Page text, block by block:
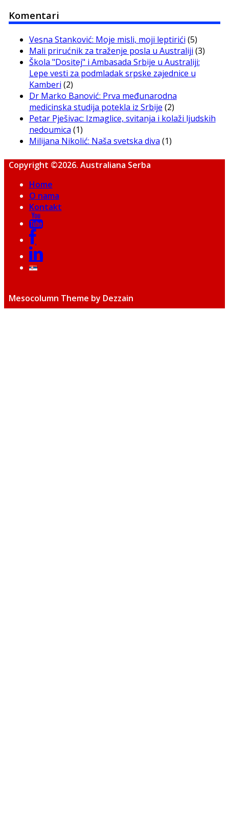
Komentari
Vesna Stanković: Moje misli, moji leptirići (5)
Mali prirućnik za traženje posla u Australiji (3)
Škola "Dositej" i Ambasada Srbije u Australiji:
Lepe vesti za podmladak srpske zajednice u
Kamberi (2)
Dr Marko Banović: Prva međunarodna
medicinska studija potekla iz Srbije (2)
Petar Pješivac: Izmaglice, svitanja i kolaži ljudskih
nedoumica (1)
Milijana Nikolić: Naša svetska diva (1)
Copyright ©2026. Australiana Serba
Home
O nama
Kontakt
Mesocolumn Theme by Dezzain